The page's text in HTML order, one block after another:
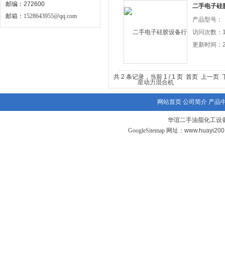
邮编：272600
邮箱： 1528643955@qq.com
二手电子硅
产品型号：
访问次数：
更新时间：
共 2 条记录，当前 1 / 1 页 首页 上一页
网站首页 公司简介 产品
华谊二手油脂化工设
GoogleSitemap 网址：